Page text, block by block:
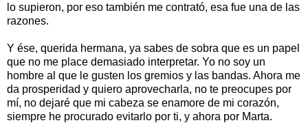
lo supieron, por eso también me contrató, esa fue una de las
razones.
Y ése, querida hermana, ya sabes de sobra que es un papel
que no me place demasiado interpretar. Yo no soy un
hombre al que le gusten los gremios y las bandas. Ahora me
da prosperidad y quiero aprovecharla, no te preocupes por
mí, no dejaré que mi cabeza se enamore de mi corazón,
siempre he procurado evitarlo por ti, y ahora por Marta.